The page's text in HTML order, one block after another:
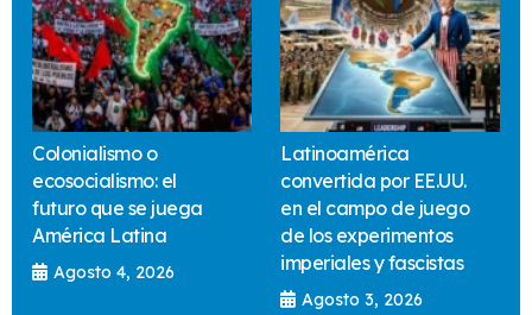
Colonialismo o
ecosocialismo: el
futuro que se juega
América Latina
Agosto 4, 2026
Latinoamérica
convertida por EE.UU.
en el campo de juego
de los experimentos
imperiales y fascistas
Agosto 3, 2026